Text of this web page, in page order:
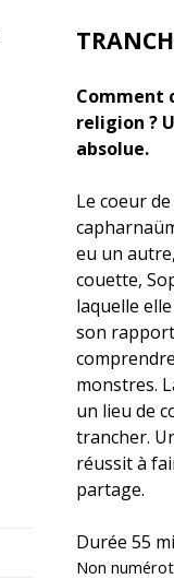
Comment
religion ?
absolue.
Le coeur
eu un
couette,
laquelle
son rapport
monstres.
un lieu de
trancher.
réussit à
partage.
Durée 55
Non